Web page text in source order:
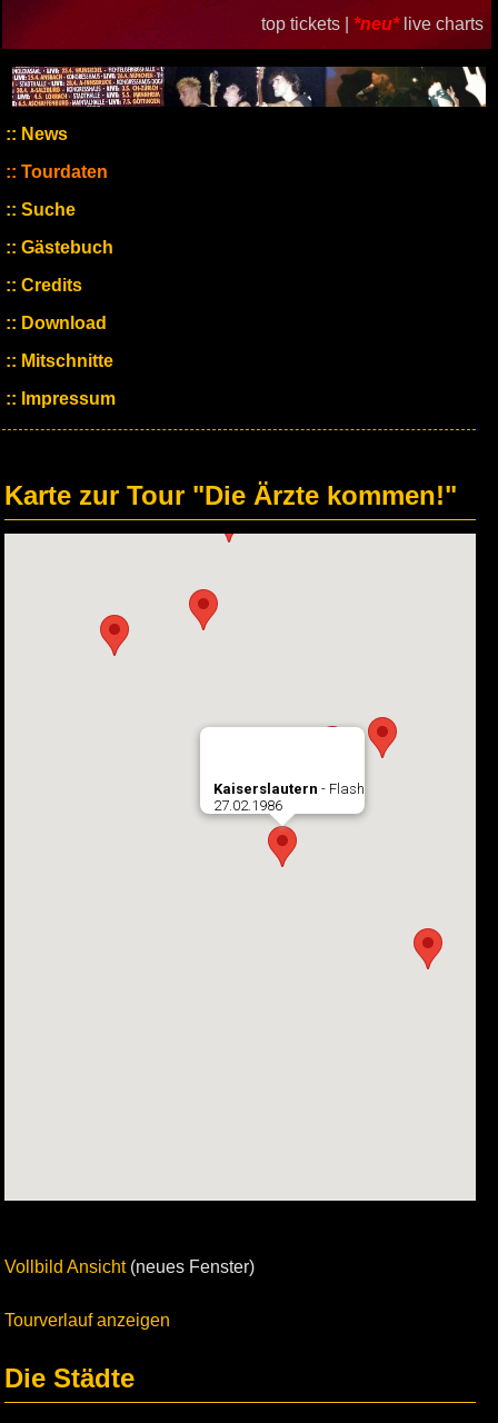
top tickets | *neu* live charts
News
Tourdaten
Suche
Gästebuch
Credits
Download
Mitschnitte
Impressum
Karte zur Tour "Die Ärzte kommen!"
Kaiserslautern - Flash
27.02.1986
Vollbild Ansicht(neues Fenster)
Tourverlauf anzeigen
Die Städte